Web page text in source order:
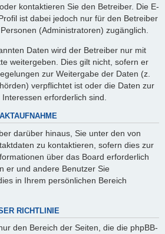
kontaktieren Sie den Betreiber. Die E-
ist dabei jedoch nur für den Betreiber
(Administratoren) zugänglich.
Daten wird der Betreiber nur mit
weitergeben. Dies gilt nicht, sofern er
zur Weitergabe der Daten (z.
verpflichtet ist oder die Daten zur
erforderlich sind.
darüber hinaus, Sie unter den von
zu kontaktieren, sofern dies zur
über das Board erforderlich
er und andere Benutzer Sie
in Ihrem persönlichen Bereich
RICHTLINIE
den Bereich der Seiten, die die phpBB-